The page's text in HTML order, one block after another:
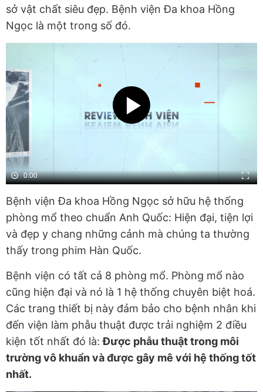
sở vật chất siêu đẹp. Bệnh viện Đa khoa Hồng
Ngọc là một trong số đó.
0:00
Bệnh viện Đa khoa Hồng Ngọc sở hữu hệ thống
phòng mổ theo chuẩn Anh Quốc: Hiện đại, tiện lợi
và đẹp y chang những cảnh mà chúng ta thường
thấy trong phim Hàn Quốc.
Bệnh viện có tất cả 8 phòng mổ. Phòng mổ nào
cũng hiện đại và nó là 1 hệ thống chuyên biệt hoá.
Các trang thiết bị này đảm bảo cho bệnh nhân khi
đến viện làm phẫu thuật được trải nghiệm 2 điều
kiện tốt nhất đó là: Được phẫu thuật trong môi
trường vô khuẩn và được gây mê với hệ thống tốt
nhất.